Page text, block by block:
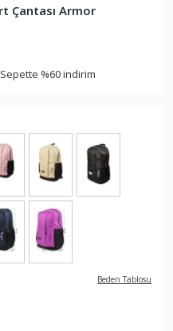
Çantası Armor
Sepette %60 indirim
Beden Tablosu